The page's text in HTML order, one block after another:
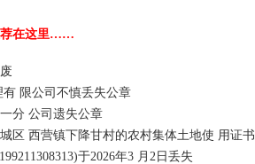
荐在这里……
限公司不慎丢失公章
分 公司遗失公章
区 西营镇下降甘村的农村集体土地使 用证书
于2026年3 月2日丢失